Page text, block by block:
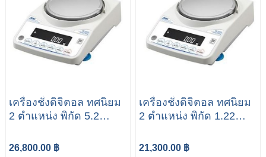
เครื่องชั่งดิจิตอล ทศนิยม
2 ตำแหน่ง พิกัด 5.2
ยี่ห้อ AND
26,800.00 ฿
เครื่องชั่งดิจิตอล ทศนิยม
2 ตำแหน่ง พิกัด 1.22
ยี่ห้อ AND
21,300.00 ฿